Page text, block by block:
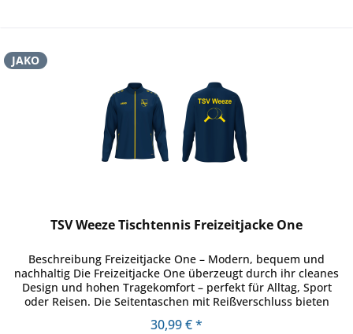
JAKO
TSV Weeze Tischtennis Freizeitjacke One
Beschreibung Freizeitjacke One – Modern, bequem und
nachhaltig Die Freizeitjacke One überzeugt durch ihr cleanes
Design und hohen Tragekomfort – perfekt für Alltag, Sport
oder Reisen. Die Seitentaschen mit Reißverschluss bieten
30,99 € *